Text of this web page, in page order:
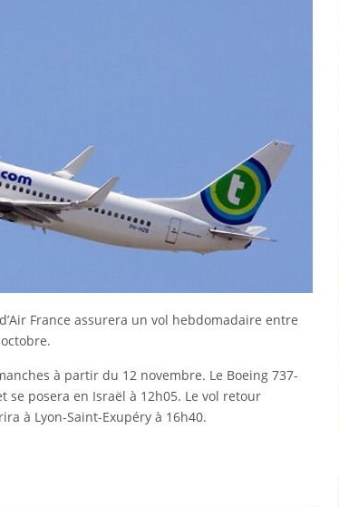
France assurera un vol hebdomadaire entre
à partir du 12 novembre. Le Boeing 737-
se posera en Israël à 12h05. Le vol retour
à Lyon-Saint-Exupéry à 16h40.